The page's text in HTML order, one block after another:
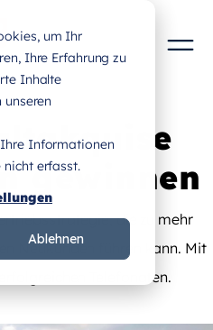
um Ihr
Ihre Erfahrung zu
Inhalte
unseren
Ihre Informationen
nicht erfasst.
Ablehnen
gewinnen
die zu mehr
Neukunden führen kann. Mit
Telefonaten.